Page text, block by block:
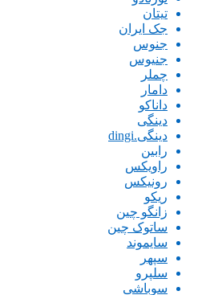
تیتان
جک ایران
جنوس
جنیوس
چملر
دامار
داناکو
دینگی
دینگی.dingi
رابین
راویکس
رونیکس
ریکو
زانگو چین
ساتوک چین
سایموند
سپهر
سلپرو
سوباشی